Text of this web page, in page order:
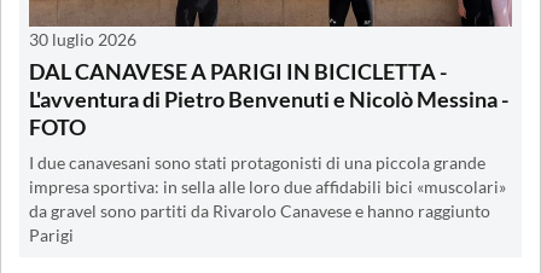
30 luglio 2026
DAL CANAVESE A PARIGI IN BICICLETTA -
L'avventura di Pietro Benvenuti e Nicolò Messina -
FOTO
I due canavesani sono stati protagonisti di una piccola grande
impresa sportiva: in sella alle loro due affidabili bici «muscolari»
da gravel sono partiti da Rivarolo Canavese e hanno raggiunto
Parigi